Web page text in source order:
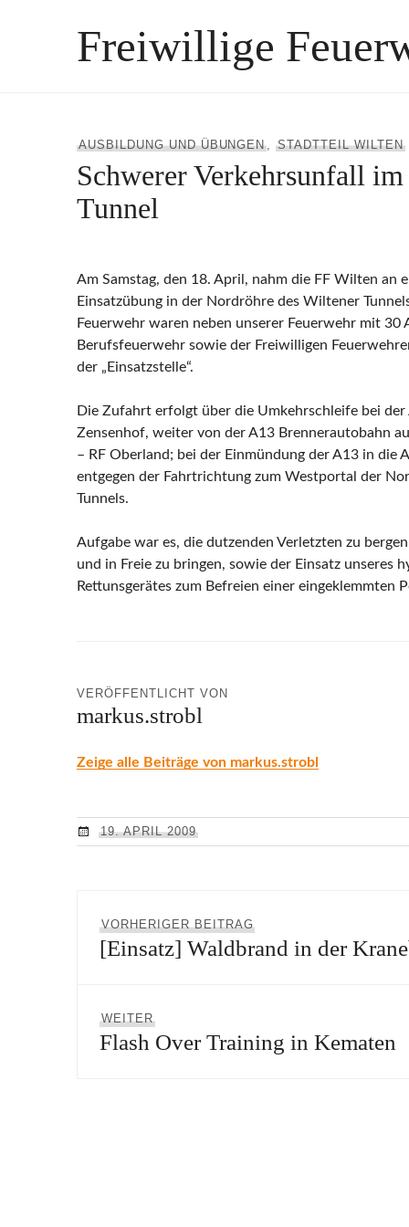
Freiwillige
AUSBILDUNG UND ÜBUNGEN,STADTTEIL WILTEN
Schwerer Verkehrsunfall
Tunnel
Am Samstag, den 18. April, nahm die FF Wilten an
Einsatzübung in der Nordröhre des Wiltener
Feuerwehr waren neben unserer Feuerwehr mit 30
Berufsfeuerwehr sowie der Freiwilligen
der „Einsatzstelle“.
Die Zufahrt erfolgt über die Umkehrschleife bei
Zensenhof, weiter von der A13 Brennerautobahn
– RF Oberland; bei der Einmündung der A13 in die
entgegen der Fahrtrichtung zum Westportal der
Tunnels.
Aufgabe war es, die dutzenden Verletzten zu
und in Freie zu bringen, sowie der Einsatz unseres
Rettunsgerätes zum Befreien einer eingeklemmten
VERÖFFENTLICHT VON
markus.strobl
Zeige alle Beiträge von markus.strobl
19. APRIL 2009
VORHERIGER BEITRAG
Beitrag:
[Einsatz] Waldbrand in der
WEITER
Beitrag:
Flash Over Training in Kematen